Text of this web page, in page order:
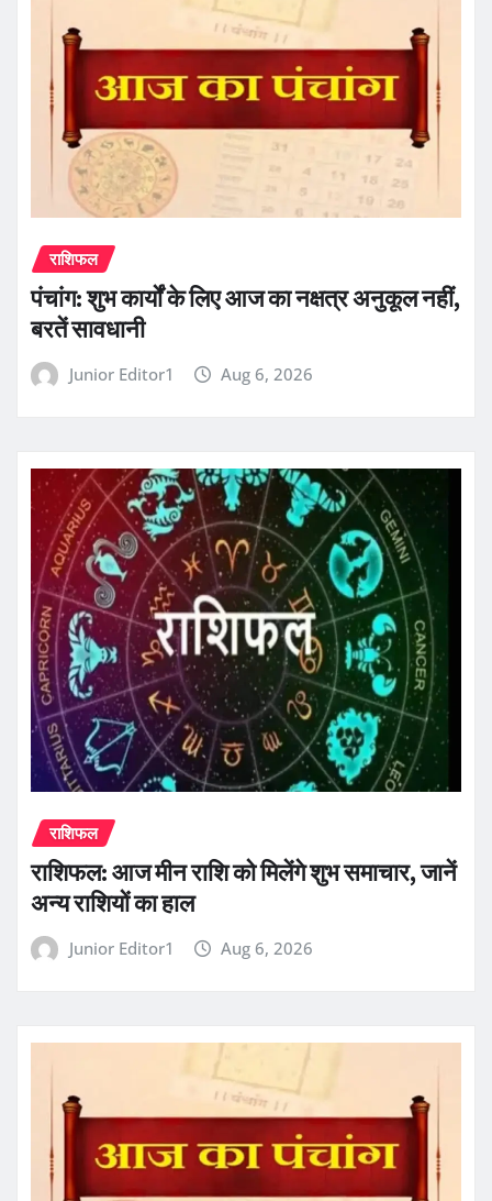
राशिफल
पंचांग: शुभ कार्यों के लिए आज का नक्षत्र अनुकूल नहीं,
बरतें सावधानी
Junior Editor1 Aug 6, 2026
राशिफल
राशिफल: आज मीन राशि को मिलेंगे शुभ समाचार, जानें
अन्य राशियों का हाल
Junior Editor1 Aug 6, 2026